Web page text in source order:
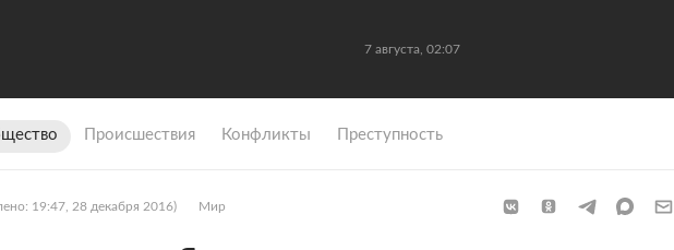
7 августа, 02:07
Происшествия Конфликты Преступность
19:47, 28 декабря 2016) Мир